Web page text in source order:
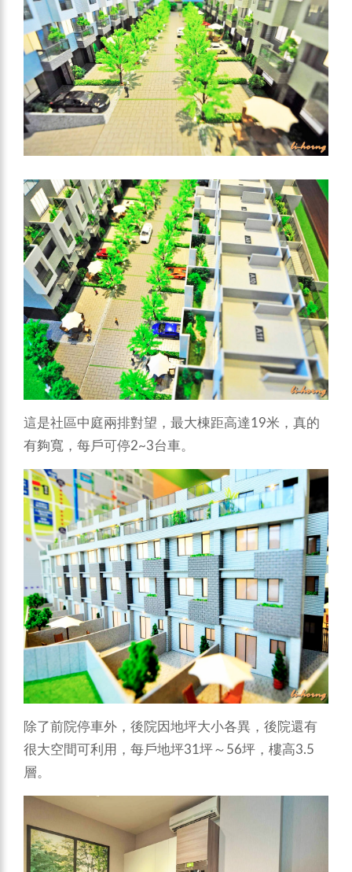
這是社區中庭兩排對望，最大棟距高達19米，真的
有夠寬，每戶可停2~3台車。
除了前院停車外，後院因地坪大小各異，後院還有
很大空間可利用，每戶地坪31坪～56坪，樓高3.5
層。